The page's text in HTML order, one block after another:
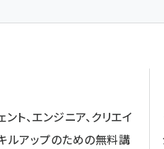
ト、エンジニア、クリエイ
ルアップのための無料講